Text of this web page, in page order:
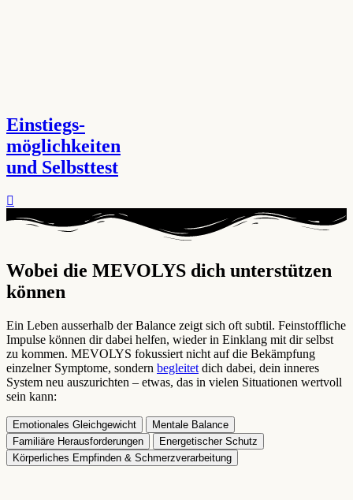
Einstiegs-
möglichkeiten
und Selbsttest
Wobei die MEVOLYS dich unterstützen
können ​
Ein Leben ausserhalb der Balance zeigt sich oft subtil. Feinstoffliche
Impulse können dir dabei helfen, wieder in Einklang mit dir selbst
zu kommen. MEVOLYS fokussiert nicht auf die Bekämpfung
einzelner Symptome, sondern begleitet dich dabei, dein inneres
System neu auszurichten – etwas, das in vielen Situationen wertvoll
sein kann:
Emotionales Gleichgewicht
Mentale Balance
Familiäre Herausforderungen
Energetischer Schutz
Körperliches Empfinden & Schmerzverarbeitung